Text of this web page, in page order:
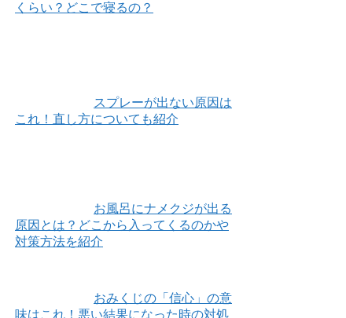
くらい？どこで寝るの？
スプレーが出ない原因は
これ！直し方についても紹介
お風呂にナメクジが出る
原因とは？どこから入ってくるのかや
対策方法を紹介
おみくじの「信心」の意
味はこれ！悪い結果になった時の対処